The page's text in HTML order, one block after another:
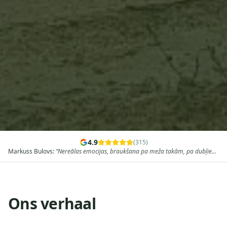
4.9 (315)
Edgars Velce:“Ļoti laba pieredze ar kvadracikliem uz divām dienām,
Ons verhaal